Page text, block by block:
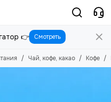
👉 Смотреть
Чай, кофе, какао Кофе